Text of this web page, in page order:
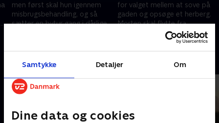
Samtykke Detaljer Om
Dine data og cookies
men først skal hun igennem
misbrugsbehandling, og så
sætter en bytur gang i dårlige
for valget mellem at sove på
gaden og opsøge et herberg.
Morten skal flytte fra
herberget, men er han klar til at
9. maj 2023 • 28 min
Andre så også